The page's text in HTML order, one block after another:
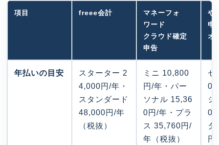
項目 freee会計
マネーフォ
ワード
クラウド確定
申告
や
申
オ
年払いの目安
スターター 2
4,000円/年・
スタンダード
48,000円/年
（税抜）
ミニ 10,800
円/年・パー
ソナル 15,36
0円/年・プラ
ス 35,760円/
年（税抜）
セ
0
シ
0
タ
円